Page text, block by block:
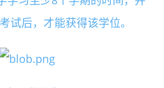
试后，才能获得该学位。